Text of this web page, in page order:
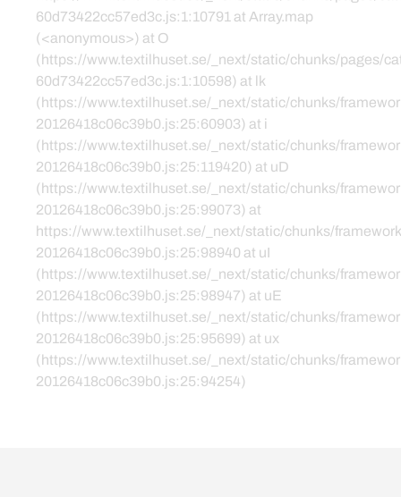
60d73422cc57ed3c.js:1:10791 at Array.map
(<anonymous>) at O
(https://www.textilhuset.se/_next/static/chunks/pages/
60d73422cc57ed3c.js:1:10598) at lk
(https://www.textilhuset.se/_next/static/chunks/
20126418c06c39b0.js:25:60903) at i
(https://www.textilhuset.se/_next/static/chunks/
20126418c06c39b0.js:25:119420) at uD
(https://www.textilhuset.se/_next/static/chunks/
20126418c06c39b0.js:25:99073) at
https://www.textilhuset.se/_next/static/chunks/
20126418c06c39b0.js:25:98940 at uI
(https://www.textilhuset.se/_next/static/chunks/
20126418c06c39b0.js:25:98947) at uE
(https://www.textilhuset.se/_next/static/chunks/
20126418c06c39b0.js:25:95699) at ux
(https://www.textilhuset.se/_next/static/chunks/
20126418c06c39b0.js:25:94254)